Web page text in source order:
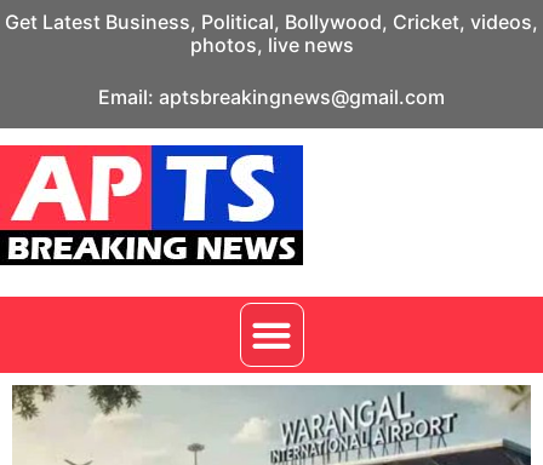
Get Latest Business, Political, Bollywood, Cricket, videos,
photos, live news
Email: aptsbreakingnews@gmail.com